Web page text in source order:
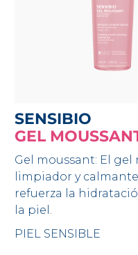
SENSIBIO
GEL
Gel moussant: El gel
limpiador y
refuerza la
la piel.
PIEL SENSIBLE